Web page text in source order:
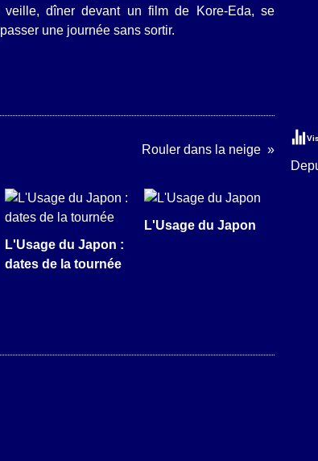
dîner devant un film de Kore-Eda, se
une journée sans sortir.
Rouler dans la neige
L'Usage du Japon :
dates de la tournée
L'Usage du Japon